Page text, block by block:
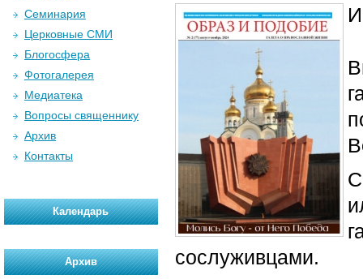
сослуживцами.
Семинария
Церковные СМИ
Блогосфера
Фотогалерея
Медиатека
Вопросы священнику
Архив
Контакты
Календарь
Архив